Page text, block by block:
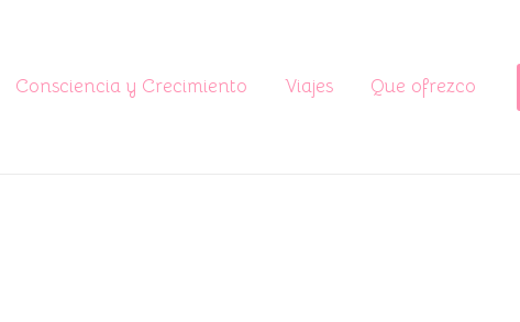
Consciencia y Crecimiento Viajes Que ofrezco